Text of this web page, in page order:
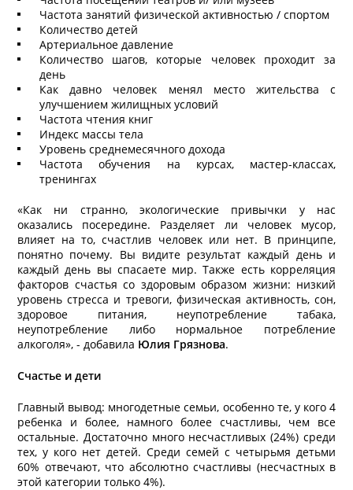
Частота занятий физической активностью / спортом
Количество детей
Артериальное давление
Количество шагов, которые человек проходит за
день
Как давно человек менял место жительства с
улучшением жилищных условий
Частота чтения книг
Индекс массы тела
Уровень среднемесячного дохода
Частота обучения на курсах, мастер-классах,
тренингах
«Как ни странно, экологические привычки у нас
оказались посередине. Разделяет ли человек мусор,
влияет на то, счастлив человек или нет. В принципе,
понятно почему. Вы видите результат каждый день и
каждый день вы спасаете мир. Также есть корреляция
факторов счастья со здоровым образом жизни: низкий
уровень стресса и тревоги, физическая активность, сон,
здоровое питания, неупотребление табака,
неупотребление либо нормальное потребление
алкоголя», - добавила Юлия Грязнова.
Счастье и дети
Главный вывод: многодетные семьи, особенно те, у кого 4
ребенка и более, намного более счастливы, чем все
остальные. Достаточно много несчастливых (24%) среди
тех, у кого нет детей. Среди семей с четырьмя детьми
60% отвечают, что абсолютно счастливы (несчастных в
этой категории только 4%).